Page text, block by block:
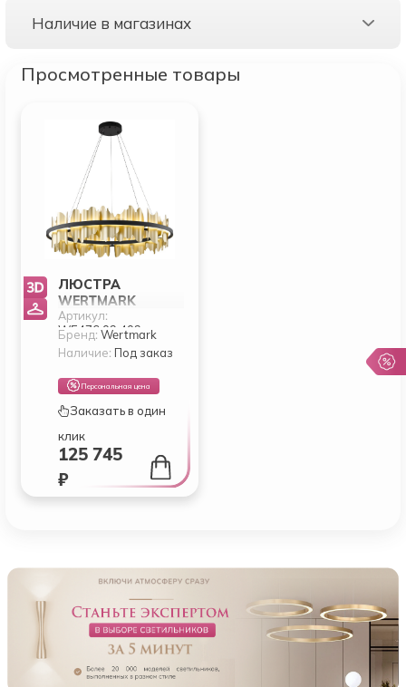
Наличие в магазинах
Просмотренные товары
ЛЮСТРА
WERTMARK
LANDO
WE476.03.403
Артикул:
WE476.03.403
Бренд:Wertmark
Наличие: Под заказ
Персональная цена
Заказать в один
клик
125 745
₽